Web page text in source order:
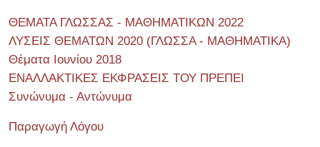
ΘΕΜΑΤΑ ΓΛΩΣΣΑΣ - ΜΑΘΗΜΑΤΙΚΩΝ 2022
ΛΥΣΕΙΣ ΘΕΜΑΤΩΝ 2020 (ΓΛΩΣΣΑ - ΜΑΘΗΜΑΤΙΚΑ)
Θέματα Ιουνίου 2018
ΕΝΑΛΛΑΚΤΙΚΕΣ ΕΚΦΡΑΣΕΙΣ ΤΟΥ ΠΡΕΠΕΙ
Συνώνυμα - Αντώνυμα
Παραγωγή Λόγου